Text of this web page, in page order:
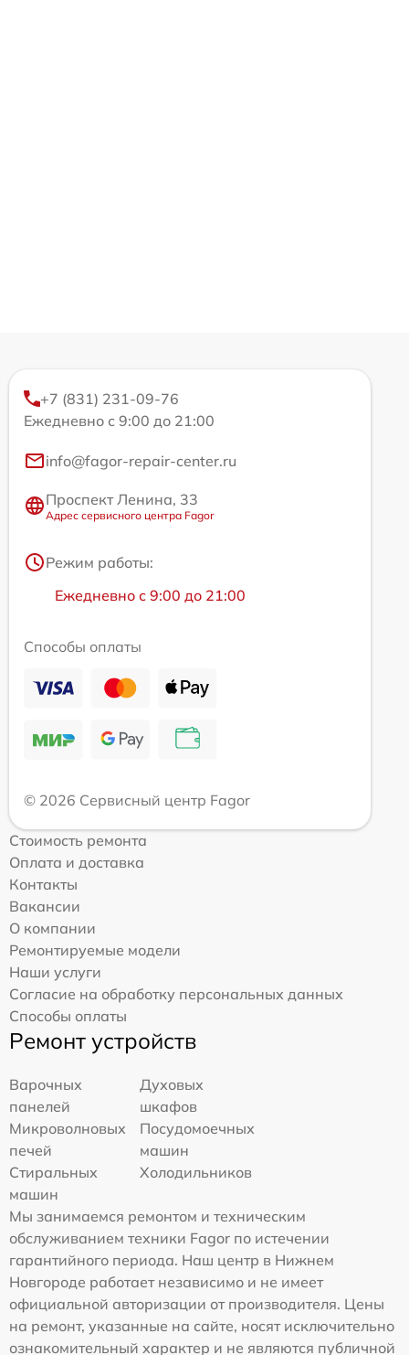
+7 (831) 231-09-76
Ежедневно с 9:00 до 21:00
info@fagor-repair-center.ru
Проспект Ленина, 33
Адрес сервисного центра Fagor
Режим работы:
Ежедневно с 9:00 до 21:00
Способы оплаты
© 2026 Сервисный центр Fagor
Стоимость ремонта
Оплата и доставка
Контакты
Вакансии
О компании
Ремонтируемые модели
Наши услуги
Согласие на обработку персональных данных
Способы оплаты
Ремонт устройств
Варочных
панелей
Духовых
шкафов
Микроволновых
печей
Посудомоечных
машин
Стиральных
машин
Холодильников
Мы занимаемся ремонтом и техническим
обслуживанием техники Fagor по истечении
гарантийного периода. Наш центр в Нижнем
Новгороде работает независимо и не имеет
официальной авторизации от производителя. Цены
на ремонт, указанные на сайте, носят исключительно
ознакомительный характер и не являются публичной